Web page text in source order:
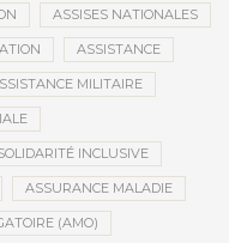
ASSISES NATIONALES
ASSISTANCE
MILITAIRE
INCLUSIVE
ASSURANCE MALADIE
(AMO)